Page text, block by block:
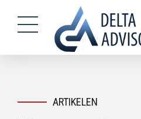
ARTIKELEN